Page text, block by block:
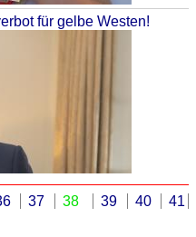
für gelbe Westen!
37 38 39 40
41